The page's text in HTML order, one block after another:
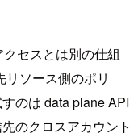
セスとは別の仕組
ソース側のポリ
のは data plane API
のクロスアカウント